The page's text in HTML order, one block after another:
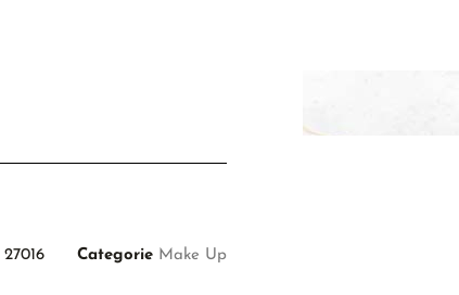
27016 Categorie Make Up